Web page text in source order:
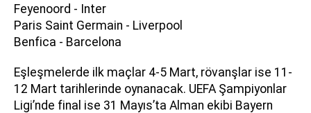
Feyenoord - Inter
Paris Saint Germain - Liverpool
Benfica - Barcelona
Eşleşmelerde ilk maçlar 4-5 Mart, rövanşlar ise 11-
12 Mart tarihlerinde oynanacak. UEFA Şampiyonlar
Ligi’nde final ise 31 Mayıs’ta Alman ekibi Bayern